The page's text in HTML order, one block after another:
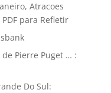
Atracoes
para Refletir
de Pierre Puget … :
Do Sul: